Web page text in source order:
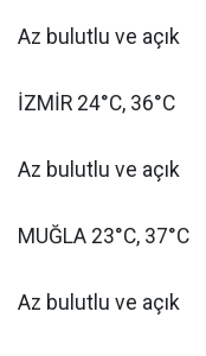
Az bulutlu ve açık
İZMİR 24°C, 36°C
Az bulutlu ve açık
MUĞLA 23°C, 37°C
Az bulutlu ve açık